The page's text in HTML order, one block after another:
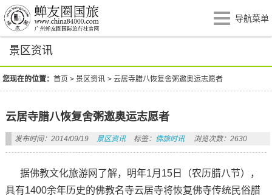
导航菜单
景区资讯
您现在的位置：首页 >景区资讯 >云居寺腊八恢复舍粥邀奥运志愿者
云居寺腊八恢复舍粥邀奥运志愿者
发布时间：2014/09/19 景区资讯 标签： 佛旅时讯 浏览次数：2630
据佛教文化旅游网了解，明年1月15日（农历腊八节），
具有1400余年历史的佛教名寺云居寺将恢复佛寺传统民俗腊